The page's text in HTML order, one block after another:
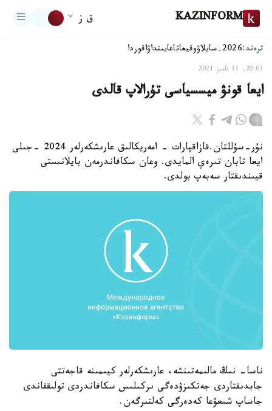
KAZINFORM ق ز
ترەند:2026-سايلاۋ وقيعاتاعايىنداۋاقوردا
20:03, 11 تامىز 2021
ايعا قونۋ ميسسياسى تۇرالاپ قالدى
نۇر-سۇللتان.قازاقپارات - امەريكالىق عارىشكەرلەر 2024 -جىلى
ايعا تابان تىرەي المايدى. وعان سكافاندرمەن بايلانىستى
قيىندىقتار سەبەپ بولدى.
ناسا- نىڭ مالىمەتىنشە، عارىشكەرلەر كيىمىنە قاجەتتى
جابدىقتاردى جەتكىزۋدەگى ىركىلىس سكافاندردى تولىققاندى
جاساپ شىعۋعا كەدەرگى كەلتىرگەن.